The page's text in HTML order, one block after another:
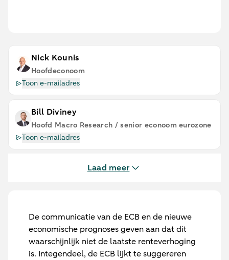
Nick Kounis
Hoofdeconoom
Toon e-mailadres
Bill Diviney
Hoofd Macro Research / senior econoom eurozone
Toon e-mailadres
Laad meer
De communicatie van de ECB en de nieuwe
economische prognoses geven aan dat dit
waarschijnlijk niet de laatste renteverhoging
is. Integendeel, de ECB lijkt te suggereren